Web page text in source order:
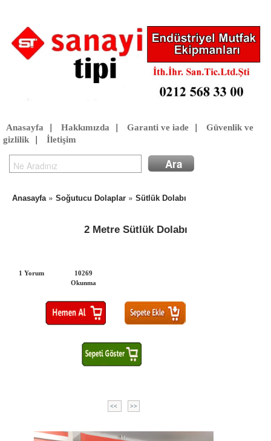
Anasayfa Hakkımızda Garanti ve iade
Güvenlik ve
gizlilik
İletişim
Anasayfa» Soğutucu Dolaplar » Sütlük Dolabı
2 Metre Sütlük Dolabı
1 Yorum
10269
Okunma
<< >>